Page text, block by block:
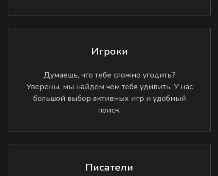
Игроки
Думаешь, что тебе сложно угодить?
Уверены, мы найдем чем тебя удивить. У нас
большой выбор активных игр и удобный
поиск.
Писатели